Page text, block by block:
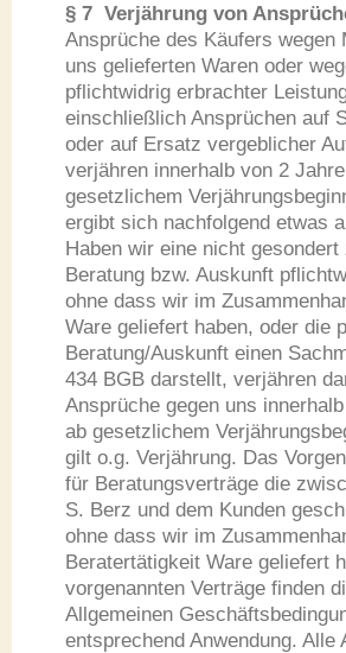
§ 7 Verjährung von
Ansprüche des Käufers wegen
uns gelieferten Waren oder
pflichtwidrig erbrachter
einschließlich Ansprüchen auf
oder auf Ersatz vergeblicher
verjähren innerhalb von 2
gesetzlichem
ergibt sich nachfolgend etwas
Haben wir eine nicht gesondert
Beratung bzw. Auskunft
ohne dass wir im
Ware geliefert haben, oder die
Beratung/Auskunft einen
434 BGB darstellt, verjähren
Ansprüche gegen uns
ab gesetzlichem
gilt o.g. Verjährung. Das
für Beratungsverträge die
S. Berz und dem Kunden
ohne dass wir im
Beratertätigkeit Ware geliefert
vorgenannten Verträge finden
Allgemeinen
entsprechend Anwendung. Alle